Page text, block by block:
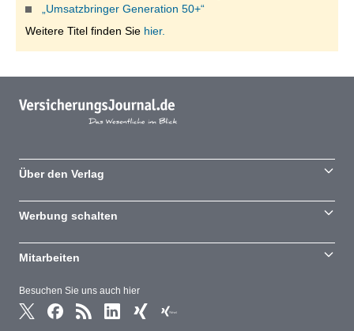
„Umsatzbringer Generation 50+“
Weitere Titel finden Sie hier.
Besuchen Sie uns auch hier
Über den Verlag
Werbung schalten
Mitarbeiten